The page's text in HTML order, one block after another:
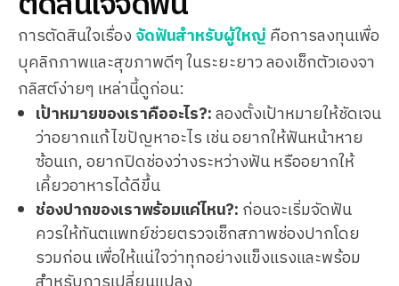
การตัดสินใจเรื่องจัดฟันสำหรับผู้ใหญ่ คือการลงทุนเพื่อ
บุคลิกภาพและสุขภาพดีๆ ในระยะยาว ลองเช็กตัวเองจา
กลิสต์ง่ายๆ เหล่านี้ดูก่อน:
เป้าหมายของเราคืออะไร?:ลองตั้งเป้าหมายให้ชัดเจน
ว่าอยากแก้ไขปัญหาอะไร เช่น อยากให้ฟันหน้าหาย
ซ้อนเก, อยากปิดช่องว่างระหว่างฟัน หรืออยากให้
เคี้ยวอาหารได้ดีขึ้น
ช่องปากของเราพร้อมแค่ไหน?: ก่อนจะเริ่มจัดฟัน
ควรให้ทันตแพทย์ช่วยตรวจเช็กสภาพช่องปากโดย
รวมก่อน เพื่อให้แน่ใจว่าทุกอย่างแข็งแรงและพร้อม